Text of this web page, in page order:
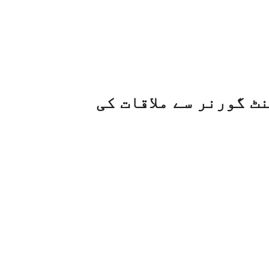
گورنر سے ملاقات کی